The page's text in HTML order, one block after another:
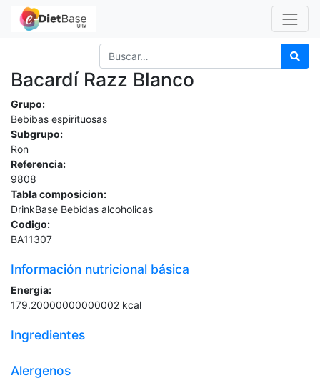
Bacardí Razz Blanco
Grupo:
Bebibas espirituosas
Subgrupo:
Ron
Referencia:
9808
Tabla composicion:
DrinkBase Bebidas alcoholicas
Codigo:
BA11307
Información nutricional básica
Energia:
179.20000000000002 kcal
Ingredientes
Alergenos